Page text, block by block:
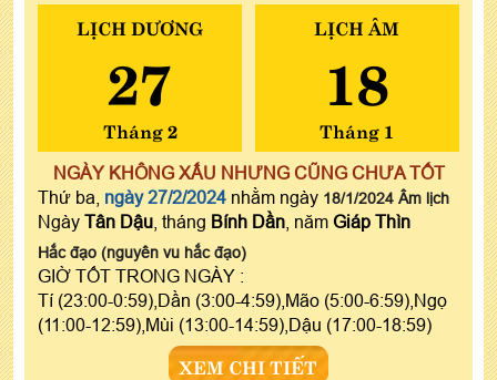
LỊCH DƯƠNG
27
Tháng 2
LỊCH ÂM
18
Tháng 1
NGÀY KHÔNG XẤU NHƯNG CŨNG CHƯA TỐT
Thứ ba, ngày 27/2/2024 nhằm ngày 18/1/2024 Âm lịch
Ngày Tân Dậu , tháng Bính Dần , năm Giáp Thìn
Hắc đạo (nguyên vu hắc đạo)
GIỜ TỐT TRONG NGÀY :
Tí (23:00-0:59),Dần (3:00-4:59),Mão (5:00-6:59),Ngọ
(11:00-12:59),Mùi (13:00-14:59),Dậu (17:00-18:59)
XEM CHI TIẾT